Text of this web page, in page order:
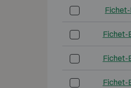
Fichet-
Fichet-
Fichet-
Fichet-